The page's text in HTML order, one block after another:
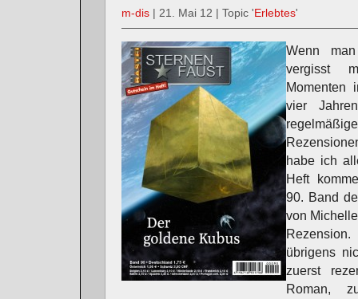
m-dis | 21. Mai 12 | Topic ' Erlebtes'
Wenn
vergisst
Momenten
vier
habe ich
Heft
90. Band
von
übrigens
zuerst
Roman,